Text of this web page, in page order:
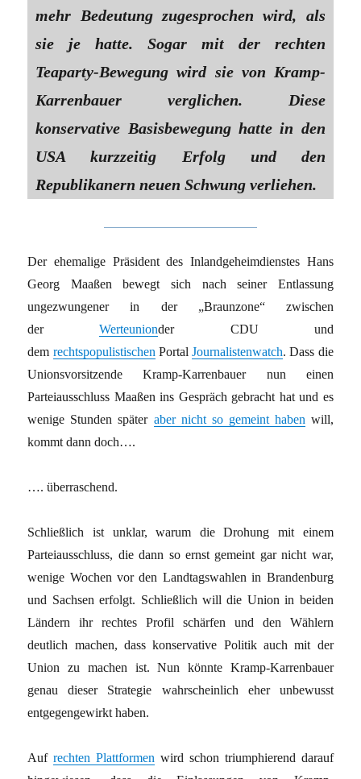
mehr Bedeutung zugesprochen wird, als
sie je hatte. Sogar mit der rechten
Teaparty-Bewegung wird sie von Kramp-
Karrenbauer verglichen. Diese
konservative Basisbewegung hatte in den
USA kurzzeitig Erfolg und den
Republikanern neuen Schwung verliehen.
Der ehemalige Präsident des Inlandgeheimdienstes Hans
Georg Maaßen bewegt sich nach seiner Entlassung
ungezwungener in der „Braunzone“ zwischen
derWerteunionder CDU und
dem rechtspopulistischen PortalJournalistenwatch. Dass die
Unionsvorsitzende Kramp-Karrenbauer nun einen
Parteiausschluss Maaßen ins Gespräch gebracht hat und es
wenige Stunden später aber nicht so gemeint haben will,
kommt dann doch….
…. überraschend.
Schließlich ist unklar, warum die Drohung mit einem
Parteiausschluss, die dann so ernst gemeint gar nicht war,
wenige Wochen vor den Landtagswahlen in Brandenburg
und Sachsen erfolgt. Schließlich will die Union in beiden
Ländern ihr rechtes Profil schärfen und den Wählern
deutlich machen, dass konservative Politik auch mit der
Union zu machen ist. Nun könnte Kramp-Karrenbauer
genau dieser Strategie wahrscheinlich eher unbewusst
entgegengewirkt haben.
Aufrechten Plattformen wird schon triumphierend darauf